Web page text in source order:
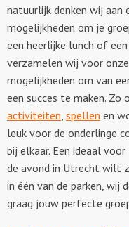
natuurlijk denken wij aan
mogelijkheden om je
een heerlijke lunch of
verzamelen wij voor
mogelijkheden om van
een succes te maken. Zo
activiteiten, spellen en
leuk voor de onderlinge
bij elkaar. Een ideaal
de avond in Utrecht wilt
in één van de parken, wij
graag jouw perfecte